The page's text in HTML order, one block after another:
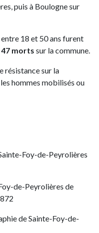
puis à Boulogne sur
18 et 50 ans furent
47 morts sur la commune.
résistance sur la
hommes mobilisés ou
Foy-de-Peyrolières
de-Peyrolières de
de Sainte-Foy-de-